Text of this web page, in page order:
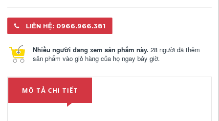
LIÊN HỆ: 0966.966.381
Nhiều người đang xem sản phẩm này. 28 người đã thêm
sản phẩm vào giỏ hàng của họ ngay bây giờ.
MÔ TẢ CHI TIẾT